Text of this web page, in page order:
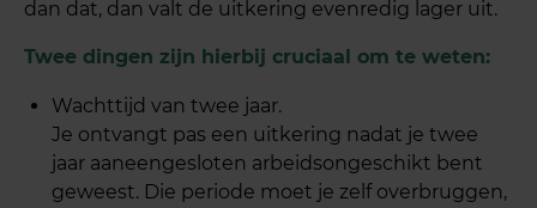
dan dat, dan valt de uitkering evenredig lager uit.
Twee dingen zijn hierbij cruciaal om te weten:
Wachttijd van twee jaar.
Je ontvangt pas een uitkering nadat je twee
jaar aaneengesloten arbeidsongeschikt bent
geweest. Die periode moet je zelf overbruggen,